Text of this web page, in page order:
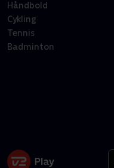
Håndbold
Cykling
Tennis
Badminton